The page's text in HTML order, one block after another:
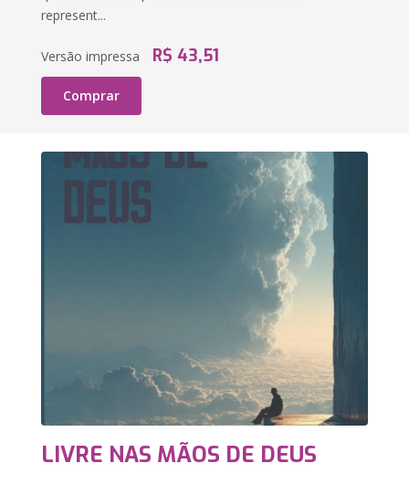
represent...
Versão impressa R$ 43,51
Comprar
LIVRE NAS MÃOS DE DEUS